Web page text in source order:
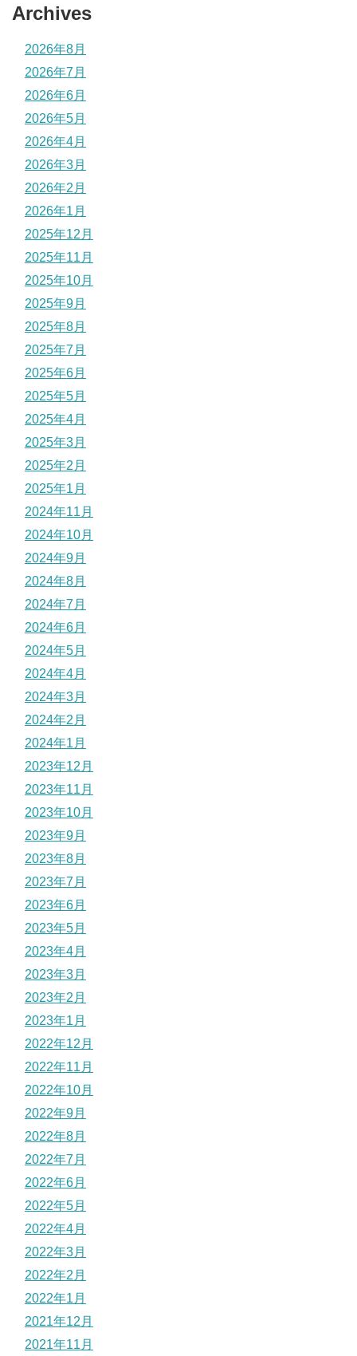
Archives
2026年8月
2026年7月
2026年6月
2026年5月
2026年4月
2026年3月
2026年2月
2026年1月
2025年12月
2025年11月
2025年10月
2025年9月
2025年8月
2025年7月
2025年6月
2025年5月
2025年4月
2025年3月
2025年2月
2025年1月
2024年11月
2024年10月
2024年9月
2024年8月
2024年7月
2024年6月
2024年5月
2024年4月
2024年3月
2024年2月
2024年1月
2023年12月
2023年11月
2023年10月
2023年9月
2023年8月
2023年7月
2023年6月
2023年5月
2023年4月
2023年3月
2023年2月
2023年1月
2022年12月
2022年11月
2022年10月
2022年9月
2022年8月
2022年7月
2022年6月
2022年5月
2022年4月
2022年3月
2022年2月
2022年1月
2021年12月
2021年11月